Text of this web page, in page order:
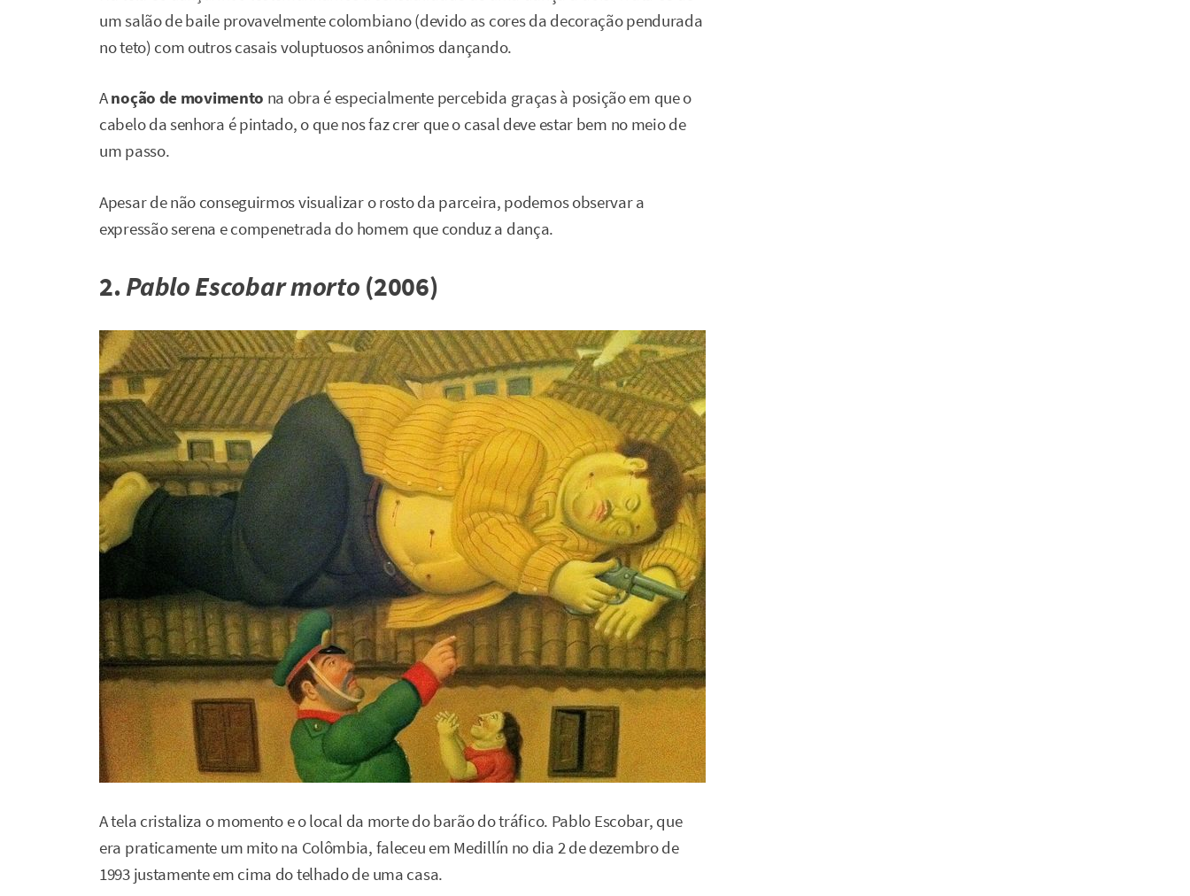
um salão de baile provavelmente colombiano (devido as cores da decoração pendurada
no teto) com outros casais voluptuosos anônimos dançando.
Anoção de movimento na obra é especialmente percebida graças à posição em que o
cabelo da senhora é pintado, o que nos faz crer que o casal deve estar bem no meio de
um passo.
Apesar de não conseguirmos visualizar o rosto da parceira, podemos observar a
expressão serena e compenetrada do homem que conduz a dança.
2. Pablo Escobarmorto (2006)
A tela cristaliza o momento e o local da morte do barão do tráfico. Pablo Escobar, que
era praticamente um mito na Colômbia, faleceu em Medillín no dia 2 de dezembro de
1993 justamente em cima do telhado de uma casa.